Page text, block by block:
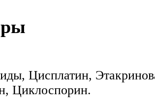
Цисплатин,
Циклоспорин.